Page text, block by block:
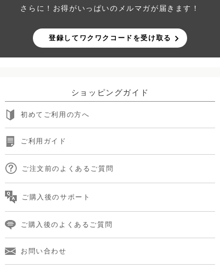
さらに！お得がいっぱいのメルマガが届きます！
登録してワクワクコードを受け取る
ショッピングガイド
初めてご利用の方へ
ご利用ガイド
ご注文前のよくあるご質問
ご購入後のサポート
ご購入後のよくあるご質問
お問い合わせ